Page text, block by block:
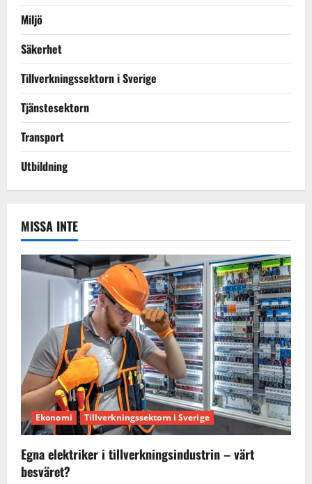
Miljö
Säkerhet
Tillverkningssektorn i Sverige
Tjänstesektorn
Transport
Utbildning
MISSA INTE
Ekonomi Tillverkningssektorn i Sverige
Egna elektriker i tillverkningsindustrin – värt
besväret?